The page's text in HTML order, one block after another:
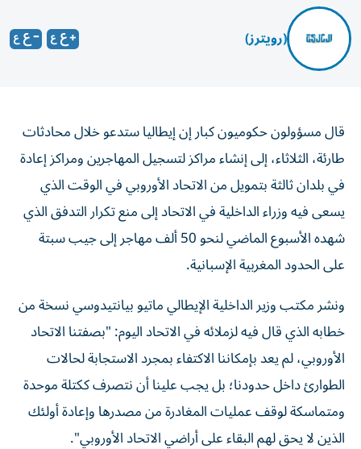
(رويترز)
طارئة، الثلاثاء، إلى إنشاء مراكز لتسجيل المهاجرين ومراكز إعادة
في بلدان ثالثة بتمويل من الاتحاد الأوروبي في الوقت الذي
يسعى فيه وزراء الداخلية في الاتحاد ‌إلى منع تكرار التدفق الذي
شهده الأسبوع الماضي لنحو 50 ألف مهاجر إلى جيب سبتة
على الحدود المغربية الإسبانية.
خطابه الذي قال فيه لزملائه في الاتحاد اليوم: "بصفتنا الاتحاد
الأوروبي، لم يعد بإمكاننا الاكتفاء بمجرد الاستجابة لحالات
الطوارئ ‌داخل حدودنا؛ بل يجب علينا أن نتصرف ككتلة موحدة
ومتماسكة لوقف عمليات المغادرة من مصدرها وإعادة أولئك
⁠الذين لا يحق لهم البقاء على أراضي الاتحاد الأوروبي".